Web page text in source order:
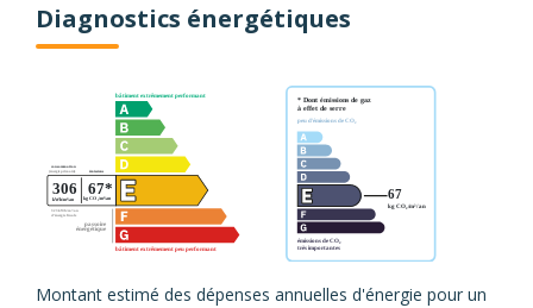
Diagnostics énergétiques
Montant estimé des dépenses annuelles d'énergie pour un